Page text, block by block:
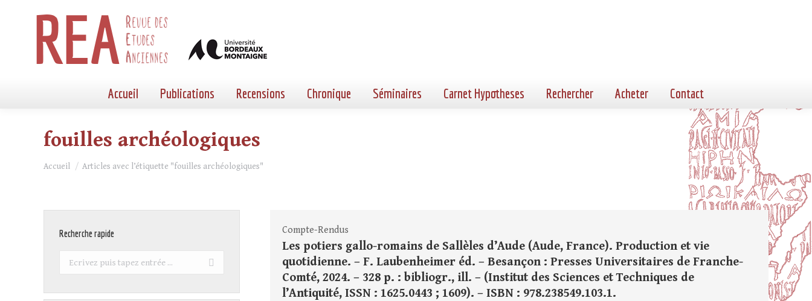
Accueil Publications Recensions Chronique Séminaires Carnet Hypotheses Rechercher Acheter Contact
fouilles archéologiques
Vous êtes ici :
Accueil Articles avec l’étiquette "fouilles archéologiques"
Compte-Rendus
Les potiers gallo-romains de Sallèles d’Aude (Aude, France). Production et vie
quotidienne. – F. Laubenheimer éd. – Besançon : Presses Universitaires de Franche-
Comté, 2024. – 328 p. : bibliogr., ill. – (Institut des Sciences et Techniques de
l’Antiquité, ISSN : 1625.0443 ; 1609). – ISBN : 978.238549.103.1.
Recherche rapide
Recherche